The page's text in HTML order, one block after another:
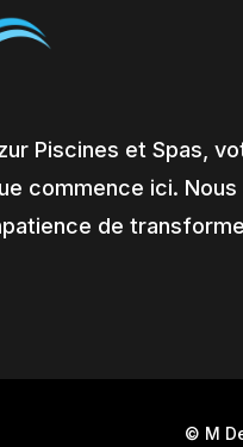
Piscines et Spas,
commence ici.
de
© M